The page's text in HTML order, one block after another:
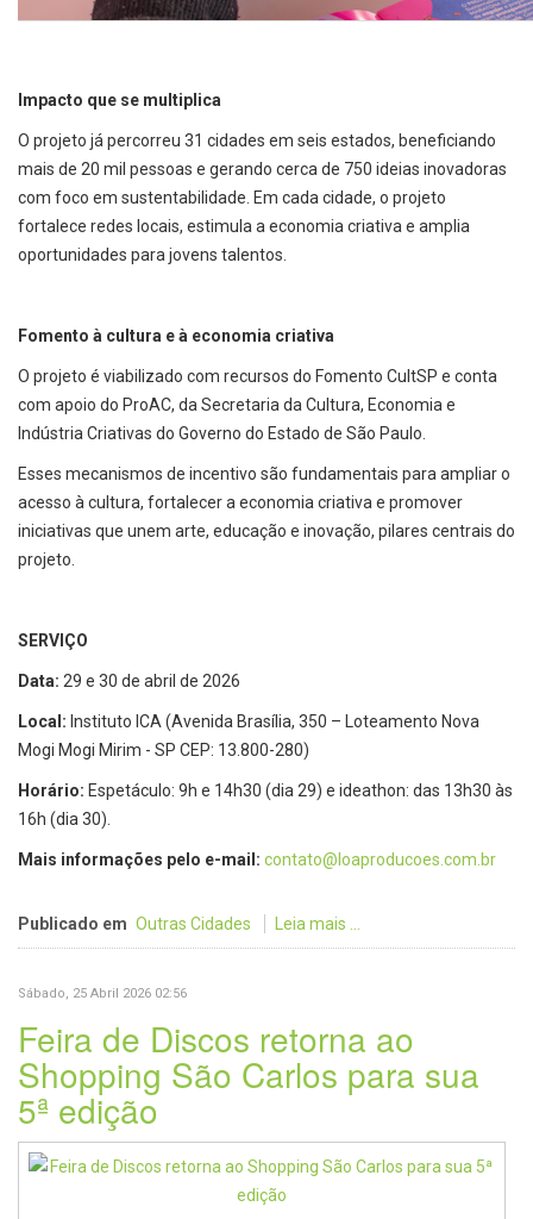
Impacto que se multiplica
O projeto já percorreu 31 cidades em seis estados, beneficiando
mais de 20 mil pessoas e gerando cerca de 750 ideias inovadoras
com foco em sustentabilidade. Em cada cidade, o projeto
fortalece redes locais, estimula a economia criativa e amplia
oportunidades para jovens talentos.
Fomento à cultura e à economia criativa
O projeto é viabilizado com recursos do Fomento CultSP e conta
com apoio do ProAC, da Secretaria da Cultura, Economia e
Indústria Criativas do Governo do Estado de São Paulo.
Esses mecanismos de incentivo são fundamentais para ampliar o
acesso à cultura, fortalecer a economia criativa e promover
iniciativas que unem arte, educação e inovação, pilares centrais do
projeto.
SERVIÇO
Data: 29 e 30 de abril de 2026
Local: Instituto ICA (Avenida Brasília, 350 – Loteamento Nova
Mogi Mogi Mirim - SP CEP: 13.800-280)
Horário: Espetáculo: 9h e 14h30 (dia 29) e ideathon: das 13h30 às
16h (dia 30).
Mais informações pelo e-mail: contato@loaproducoes.com.br
Publicado em Outras Cidades Leia mais ...
Sábado, 25 Abril 2026 02:56
Feira de Discos retorna ao
Shopping São Carlos para sua
5ª edição